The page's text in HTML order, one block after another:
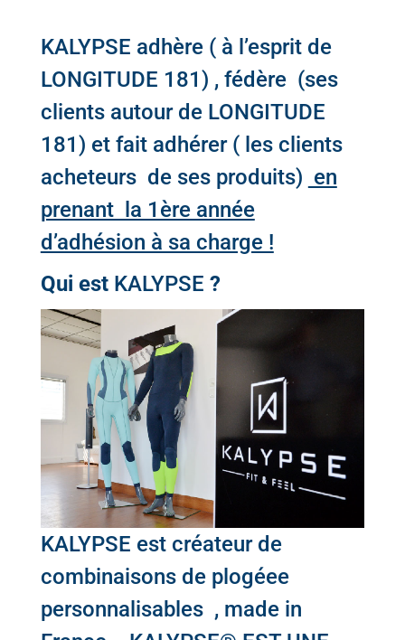
KALYPSE adhère ( à l’esprit de
LONGITUDE 181) , fédère (ses
clients autour de LONGITUDE
181) et fait adhérer ( les clients
acheteurs de ses produits) en
prenant la 1ère année
d’adhésion à sa charge !
Qui est KALYPSE ?
KALYPSE est créateur de
combinaisons de plogéee
personnalisables , made in